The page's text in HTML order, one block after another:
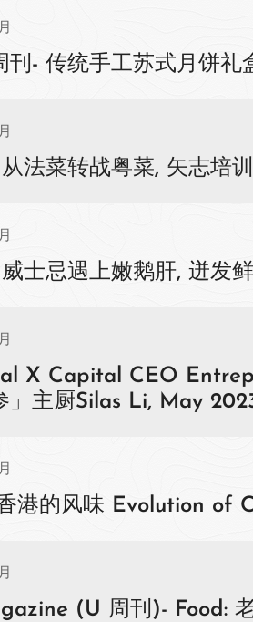
刊- 传统手工苏式月饼礼
法菜转战粤菜, 矢志培
士忌遇上嫩鹅肝, 迸发
X Capital CEO
」主厨Silas Li, May
港的风味 Evolution of
(U 周刊)- Food: